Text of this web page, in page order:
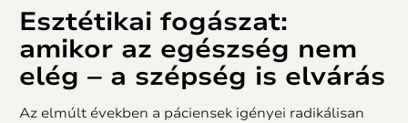
Esztétikai fogászat:
amikor az egészség nem
elég – a szépség is elvárás
Az elmúlt években a páciensek igényei radikálisan